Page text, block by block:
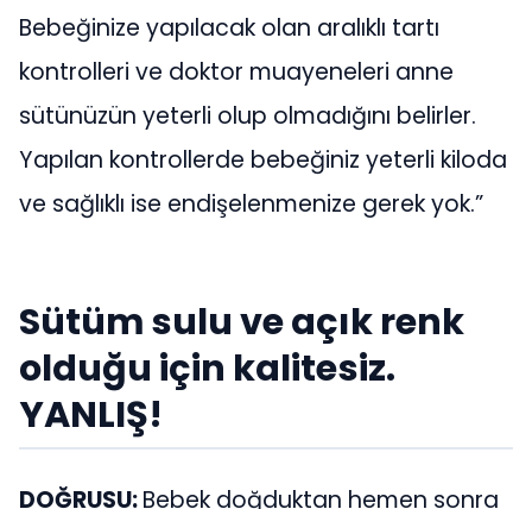
Bebeğinize yapılacak olan aralıklı tartı
kontrolleri ve doktor muayeneleri anne
sütünüzün yeterli olup olmadığını belirler.
Yapılan kontrollerde bebeğiniz yeterli kiloda
ve sağlıklı ise endişelenmenize gerek yok.”
Sütüm sulu ve açık renk
olduğu için kalitesiz.
YANLIŞ!
DOĞRUSU:Bebek doğduktan hemen sonra